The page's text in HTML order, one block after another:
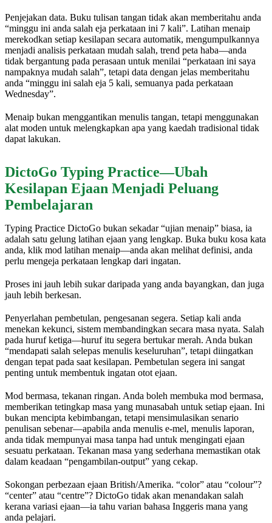
Penjejakan data. Buku tulisan tangan tidak akan memberitahu anda
“minggu ini anda salah eja perkataan ini 7 kali”. Latihan menaip
merekodkan setiap kesilapan secara automatik, mengumpulkannya
menjadi analisis perkataan mudah salah, trend peta haba—anda
tidak bergantung pada perasaan untuk menilai “perkataan ini saya
nampaknya mudah salah”, tetapi data dengan jelas memberitahu
anda “minggu ini salah eja 5 kali, semuanya pada perkataan
Wednesday”.
Menaip bukan menggantikan menulis tangan, tetapi menggunakan
alat moden untuk melengkapkan apa yang kaedah tradisional tidak
dapat lakukan.
DictoGo Typing Practice—Ubah
Kesilapan Ejaan Menjadi Peluang
Pembelajaran
Typing Practice DictoGo bukan sekadar “ujian menaip” biasa, ia
adalah satu gelung latihan ejaan yang lengkap. Buka buku kosa kata
anda, klik mod latihan menaip—anda akan melihat definisi, anda
perlu mengeja perkataan lengkap dari ingatan.
Proses ini jauh lebih sukar daripada yang anda bayangkan, dan juga
jauh lebih berkesan.
Penyerlahan pembetulan, pengesanan segera. Setiap kali anda
menekan kekunci, sistem membandingkan secara masa nyata. Salah
pada huruf ketiga—huruf itu segera bertukar merah. Anda bukan
“mendapati salah selepas menulis keseluruhan”, tetapi diingatkan
dengan tepat pada saat kesilapan. Pembetulan segera ini sangat
penting untuk membentuk ingatan otot ejaan.
Mod bermasa, tekanan ringan. Anda boleh membuka mod bermasa,
memberikan tetingkap masa yang munasabah untuk setiap ejaan. Ini
bukan mencipta kebimbangan, tetapi mensimulasikan senario
penulisan sebenar—apabila anda menulis e-mel, menulis laporan,
anda tidak mempunyai masa tanpa had untuk mengingati ejaan
sesuatu perkataan. Tekanan masa yang sederhana memastikan otak
dalam keadaan “pengambilan-output” yang cekap.
Sokongan perbezaan ejaan British/Amerika. “color” atau “colour”?
“center” atau “centre”? DictoGo tidak akan menandakan salah
kerana variasi ejaan—ia tahu varian bahasa Inggeris mana yang
anda pelajari.